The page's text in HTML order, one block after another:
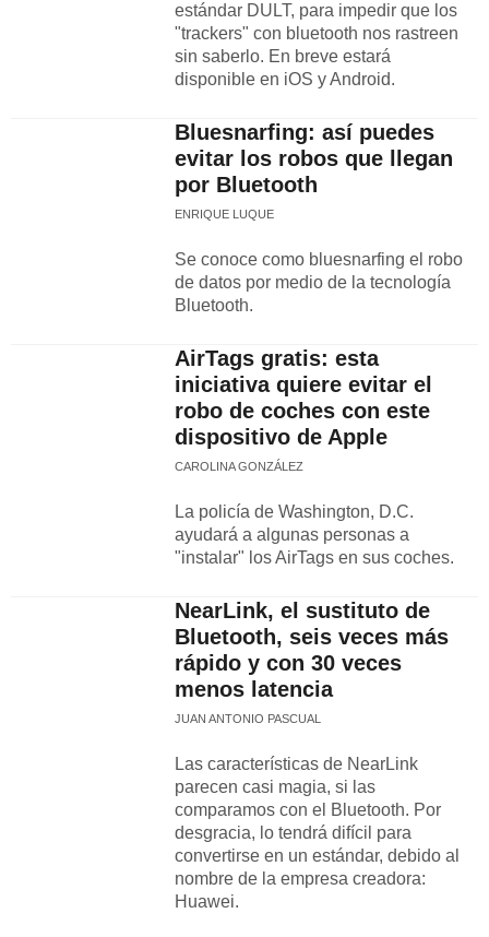
estándar DULT, para impedir que los
"trackers" con bluetooth nos rastreen
sin saberlo. En breve estará
disponible en iOS y Android.
Bluesnarfing: así puedes
evitar los robos que llegan
por Bluetooth
ENRIQUE LUQUE
Se conoce como bluesnarfing el robo
de datos por medio de la tecnología
Bluetooth.
AirTags gratis: esta
iniciativa quiere evitar el
robo de coches con este
dispositivo de Apple
CAROLINA GONZÁLEZ
La policía de Washington, D.C.
ayudará a algunas personas a
"instalar" los AirTags en sus coches.
NearLink, el sustituto de
Bluetooth, seis veces más
rápido y con 30 veces
menos latencia
JUAN ANTONIO PASCUAL
Las características de NearLink
parecen casi magia, si las
comparamos con el Bluetooth. Por
desgracia, lo tendrá difícil para
convertirse en un estándar, debido al
nombre de la empresa creadora:
Huawei.